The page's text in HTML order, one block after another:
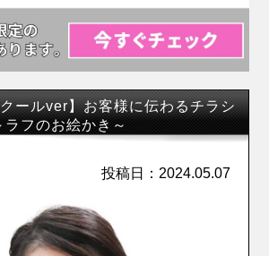
ールver】お客様に伝わるチラシ
フのお絵かき～
投稿日：2024.05.07